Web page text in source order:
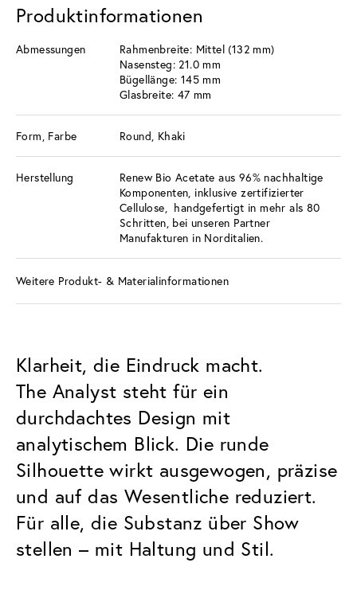
Produktinformationen
Abmessungen
Rahmenbreite: Mittel (132 mm)
Nasensteg: 21.0 mm
Bügellänge: 145 mm
Glasbreite: 47 mm
Form, Farbe Round, Khaki
Herstellung
Renew Bio Acetate aus 96% nachhaltige
Komponenten, inklusive zertifizierter
Cellulose, handgefertigt in mehr als 80
Schritten, bei unseren Partner
Manufakturen in Norditalien.
Weitere Produkt- & Materialinformationen
Klarheit, die Eindruck macht.
The Analyst steht für ein
durchdachtes Design mit
analytischem Blick. Die runde
Silhouette wirkt ausgewogen, präzise
und auf das Wesentliche reduziert.
Für alle, die Substanz über Show
stellen – mit Haltung und Stil.